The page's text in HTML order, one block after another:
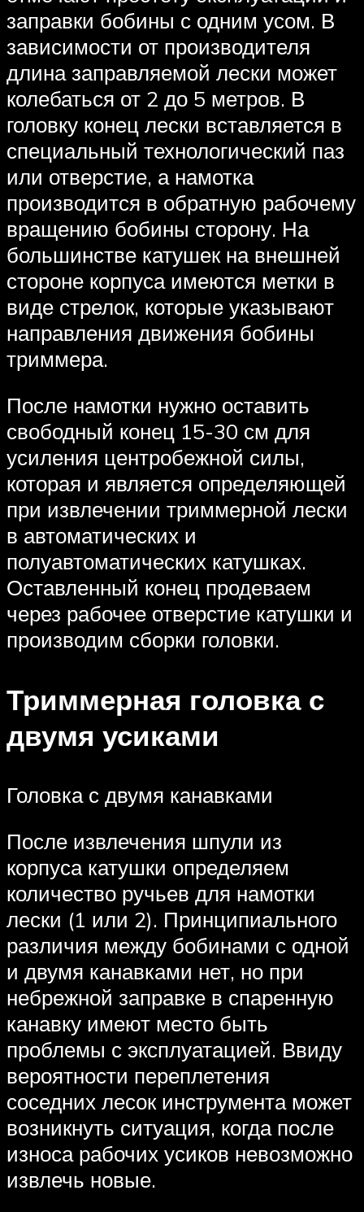
заправки бобины с одним усом. В
зависимости от производителя
длина заправляемой лески может
колебаться от 2 до 5 метров. В
головку конец лески вставляется в
специальный технологический паз
или отверстие, а намотка
производится в обратную рабочему
вращению бобины сторону. На
большинстве катушек на внешней
стороне корпуса имеются метки в
виде стрелок, которые указывают
направления движения бобины
триммера.
После намотки нужно оставить
свободный конец 15-30 см для
усиления центробежной силы,
которая и является определяющей
при извлечении триммерной лески
в автоматических и
полуавтоматических катушках.
Оставленный конец продеваем
через рабочее отверстие катушки и
производим сборки головки.
Триммерная головка с
двумя усиками
Головка с двумя канавками
После извлечения шпули из
корпуса катушки определяем
количество ручьев для намотки
лески (1 или 2). Принципиального
различия между бобинами с одной
и двумя канавками нет, но при
небрежной заправке в спаренную
канавку имеют место быть
проблемы с эксплуатацией. Ввиду
вероятности переплетения
соседних лесок инструмента может
возникнуть ситуация, когда после
износа рабочих усиков невозможно
извлечь новые.